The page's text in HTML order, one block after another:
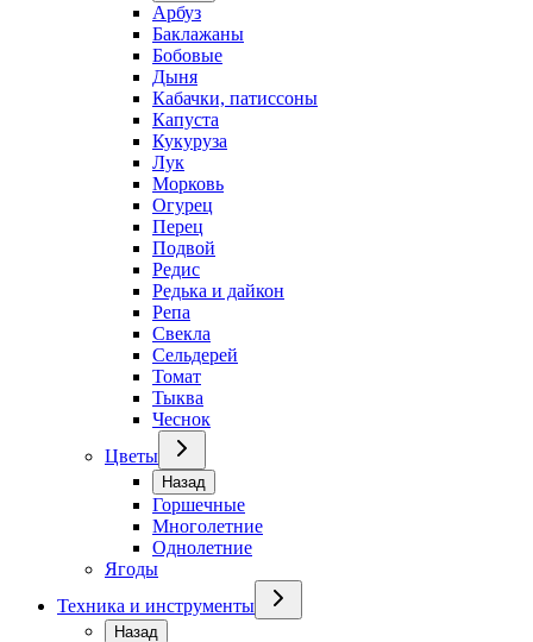
Арбуз
Баклажаны
Бобовые
Дыня
Кабачки, патиссоны
Капуста
Кукуруза
Лук
Морковь
Огурец
Перец
Подвой
Редис
Редька и дайкон
Репа
Свекла
Сельдерей
Томат
Тыква
Чеснок
Цветы
Назад
Горшечные
Многолетние
Однолетние
Ягоды
Техника и инструменты
Назад